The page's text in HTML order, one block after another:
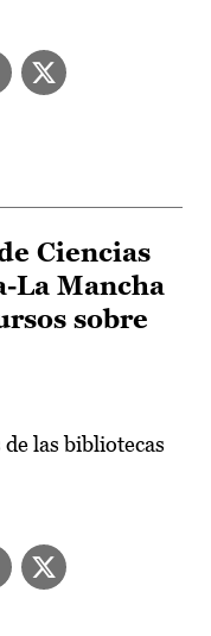
Ciencias
La Mancha
sobre
las bibliotecas